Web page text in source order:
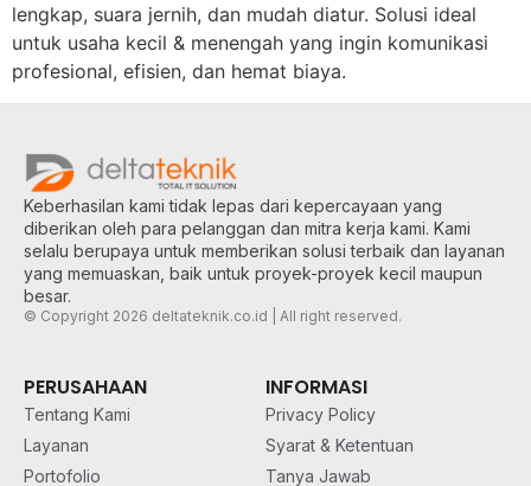
lengkap, suara jernih, dan mudah diatur. Solusi ideal
untuk usaha kecil & menengah yang ingin komunikasi
profesional, efisien, dan hemat biaya.
Keberhasilan kami tidak lepas dari kepercayaan yang
diberikan oleh para pelanggan dan mitra kerja kami. Kami
selalu berupaya untuk memberikan solusi terbaik dan layanan
yang memuaskan, baik untuk proyek-proyek kecil maupun
besar.
© Copyright 2026 deltateknik.co.id | All right reserved.
PERUSAHAAN
Tentang Kami
Layanan
Portofolio
INFORMASI
Privacy Policy
Syarat & Ketentuan
Tanya Jawab